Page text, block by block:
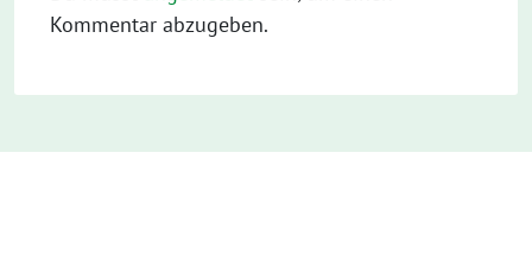
Kommentar abzugeben.